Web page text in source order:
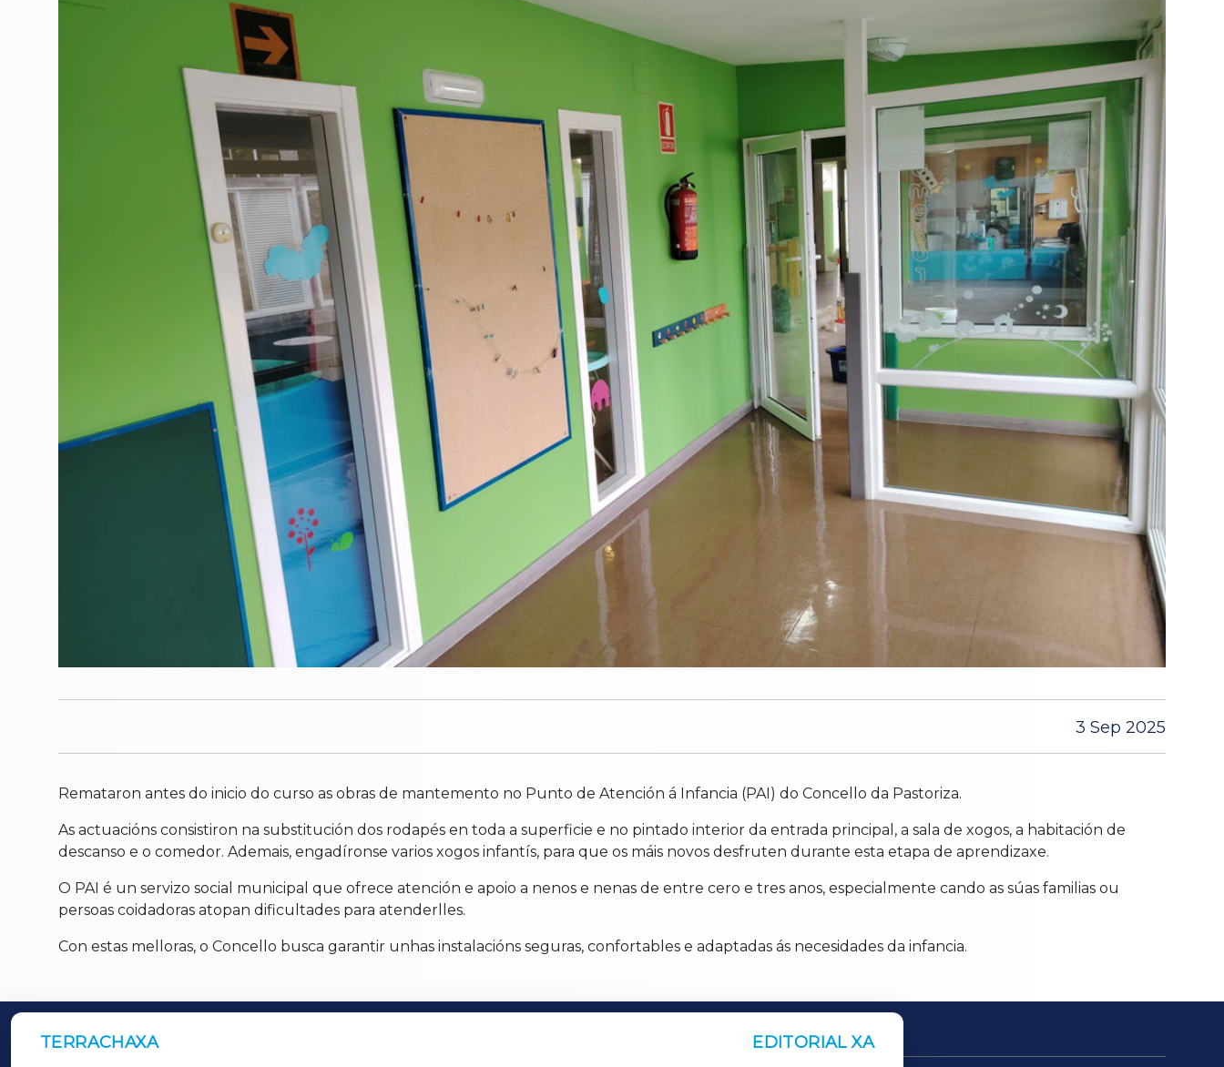
3 Sep 2025
Remataron antes do inicio do curso as obras de mantemento no Punto de Atención á Infancia (PAI) do Concello da Pastoriza.
As actuacións consistiron na substitución dos rodapés en toda a superficie e no pintado interior da entrada principal, a sala de xogos, a habitación de
descanso e o comedor. Ademais, engadíronse varios xogos infantís, para que os máis novos desfruten durante esta etapa de aprendizaxe.
O PAI é un servizo social municipal que ofrece atención e apoio a nenos e nenas de entre cero e tres anos, especialmente cando as súas familias ou
persoas coidadoras atopan dificultades para atenderlles.
Con estas melloras, o Concello busca garantir unhas instalacións seguras, confortables e adaptadas ás necesidades da infancia.
TERRACHAXA EDITORIAL XA
OUTROS PERIÓDICOS